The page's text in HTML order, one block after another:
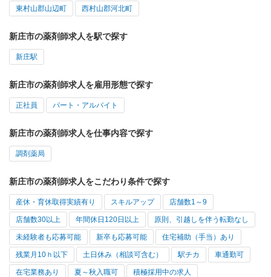
東村山郡山辺町 西村山郡河北町
新庄市の薬剤師求人を駅で探す
新庄駅
新庄市の薬剤師求人を雇用形態で探す
正社員 パート・アルバイト
新庄市の薬剤師求人を仕事内容で探す
調剤薬局
新庄市の薬剤師求人をこだわり条件で探す
産休・育休取得実績有り スキルアップ 店舗数1～9
店舗数30以上 年間休日120日以上 原則、引越しを伴う転勤なし
未経験者も応募可能 新卒も応募可能 住宅補助（手当）あり
残業月10ｈ以下 土日休み（相談可含む） 駅チカ 車通勤可
在宅業務あり 夏～秋入職可 積極採用中の求人